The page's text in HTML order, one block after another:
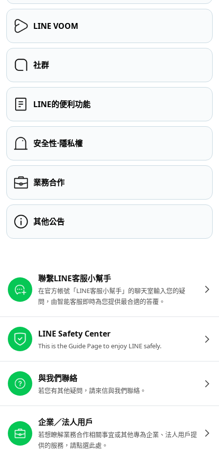
LINE VOOM
社群
LINE的便利功能
安全性⋅隱私權
業務合作
其他公告
聯繫LINE客服小幫手
在官方帳號「LINE客服小幫手」的聊天室輸入您的疑
問，由智能客服即時為您提供最合適的答覆。
LINE Safety Center
This is the Guide Page to enjoy LINE safely.
與我們聯絡
若您有其他疑問，請來信與我們聯絡。
企業／法人用戶
若想瞭解業務合作相關事宜或其他專為企業、法人用戶提
供的服務，請點選此處。